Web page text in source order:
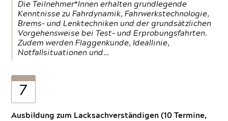
Die Teilnehmer*Innen erhalten grundlegende
Kenntnisse zu Fahrdynamik, Fahrwerkstechnologie,
Brems- und Lenktechniken und der grundsätzlichen
Vorgehensweise bei Test- und Erprobungsfahrten.
Zudem werden Flaggenkunde, Ideallinie,
Notfallsituationen und…
7
Ausbildung zum Lacksachverständigen (10 Termine,